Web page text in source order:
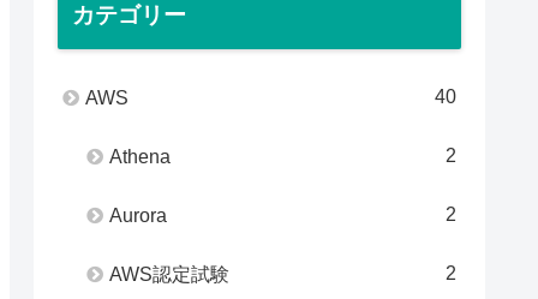
カテゴリー
AWS 40
Athena 2
Aurora 2
AWS認定試験 2